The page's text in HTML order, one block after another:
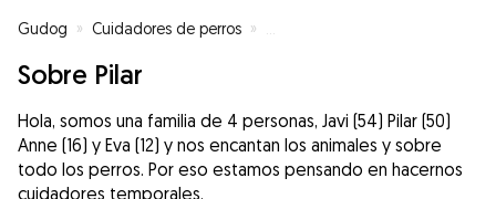
Gudog » Cuidadores de perros »
Sobre Pilar
Hola, somos una familia de 4 personas, Javi (54) Pilar (50)
Anne (16) y Eva (12) y nos encantan los animales y sobre
todo los perros. Por eso estamos pensando en hacernos
cuidadores temporales.